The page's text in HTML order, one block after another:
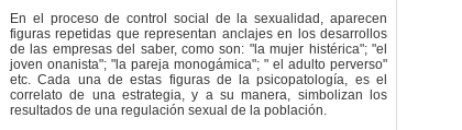
En el proceso de control social de la sexualidad, aparecen
figuras repetidas que representan anclajes en los desarrollos
de las empresas del saber, como son: "la mujer histérica"; "el
joven onanista"; "la pareja monogámica"; " el adulto perverso"
etc. Cada una de estas figuras de la psicopatología, es el
correlato de una estrategia, y a su manera, simbolizan los
resultados de una regulación sexual de la población.